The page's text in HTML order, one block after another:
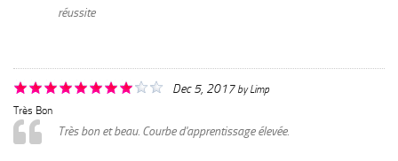
réussite
Dec 5, 2017byLimp
Très Bon
Très bon et beau. Courbe d'apprentissage élevée.